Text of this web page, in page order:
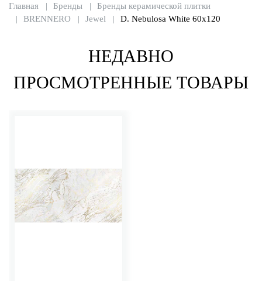
Главная Бренды
Бренды керамической плитки
BRENNERO
Jewel D. Nebulosa White 60x120
НЕДАВНО
ПРОСМОТРЕННЫЕ ТОВАРЫ